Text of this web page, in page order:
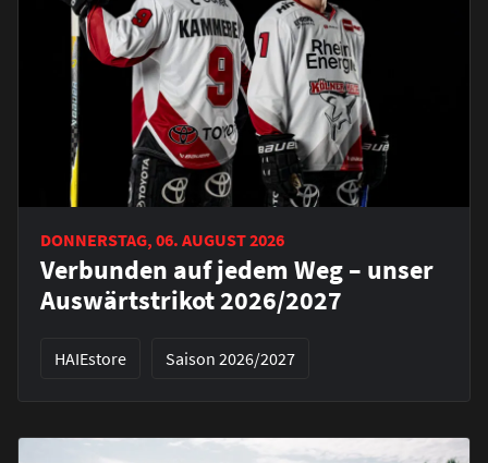
DONNERSTAG, 06. AUGUST 2026
Verbunden auf jedem Weg – unser
Auswärtstrikot 2026/2027
HAIEstore Saison 2026/2027